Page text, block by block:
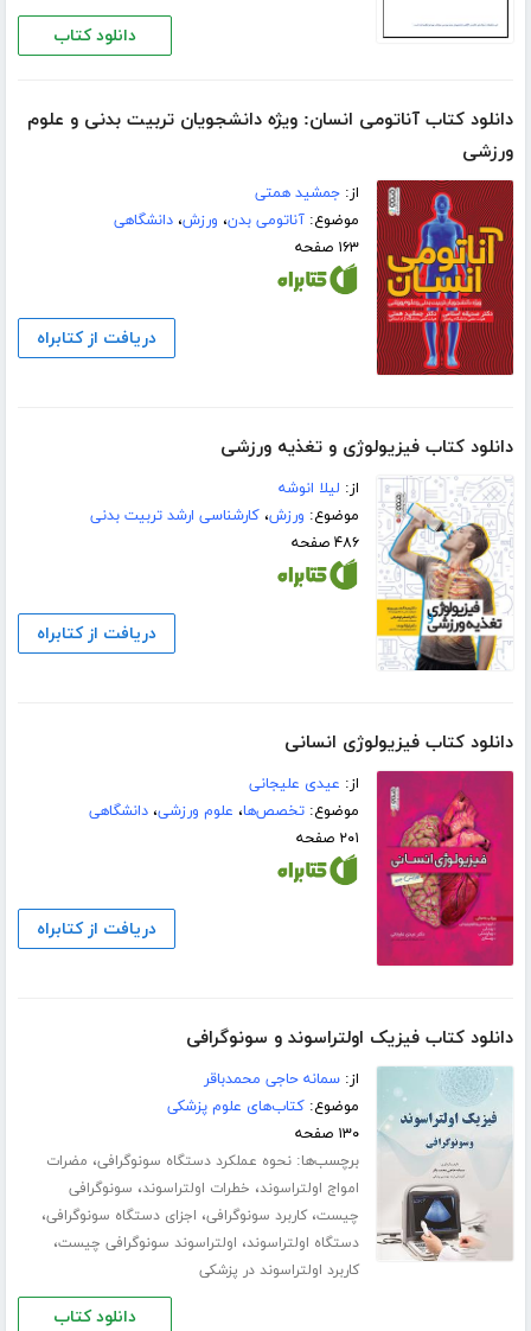
دانلود کتاب
دانلود کتاب آناتومی انسان: ویژه دانشجویان تربیت بدنی و علوم
ورزشی
از:جمشید همتی
موضوع:آناتومی بدن، ورزش،دانشگاهی
۱۶۳ صفحه
دریافت از کتابراه
دانلود کتاب فیزیولوژی و تغذیه ورزشی
از: لیلا انوشه
موضوع: ورزش،کارشناسی ارشد تربیت بدنی
۴۸۶ صفحه
دریافت از کتابراه
دانلود کتاب فیزیولوژی انسانی
از: عیدی علیجانی
موضوع:تخصص‌ها، علوم ورزشی،دانشگاهی
۲۰۱ صفحه
دریافت از کتابراه
دانلود کتاب فیزیک اولتراسوند و سونوگرافی
از:سمانه حاجی محمدباقر
موضوع:کتاب‌های علوم پزشکی
۱۳۰ صفحه
برچسب‌ها:نحوه عملکرد دستگاه سونوگرافی، مضرات
امواج اولتراسوند، خطرات اولتراسوند، سونوگرافی
چیست،کاربرد سونوگرافی، اجزای دستگاه سونوگرافی،
دستگاه اولتراسوند، اولتراسوند سونوگرافی چیست،
کاربرد اولتراسوند در پزشکی
دانلود کتاب